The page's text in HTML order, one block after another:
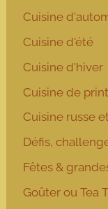
Cuisine
Cuisine d'été
Cuisine d'hiver
Cuisine de
Cuisine russe
Défis,
Fêtes &
Goûter ou Tea